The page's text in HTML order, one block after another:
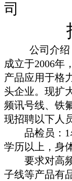
司
公司介绍
成立于2006年
产品应用于格
头企业。 现扩
频讯号线、 铁
现招聘以下人
品检员 ： 1
学历以上，身
要求对高
子线等产品有